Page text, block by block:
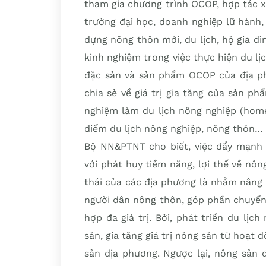
tham gia chương trình OCOP, hợp tác
trường đại học, doanh nghiệp lữ
dựng nông thôn mới, du lịch, hộ gia
kinh nghiệm trong việc thực hiện du
đặc sản và sản phẩm OCOP của địa
chia sẻ về giá trị gia tăng của sản
nghiệm làm du lịch nông nghiệp
điểm du lịch nông nghiệp, nông thôn…
Bộ NN&PTNT cho biết, việc đẩy
với phát huy tiềm năng, lợi thế về
thái của các địa phương là nhằm
người dân nông thôn, góp phần
hợp đa giá trị. Bởi, phát triển du lịch
sản, gia tăng giá trị nông sản từ hoạt
sản địa phương. Ngược lại, nông